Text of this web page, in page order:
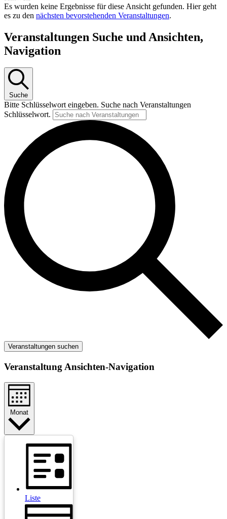
Es wurden keine Ergebnisse für diese Ansicht gefunden. Hier geht
es zu den nächsten bevorstehenden Veranstaltungen.
Veranstaltungen Suche und Ansichten,
Navigation
Suche
Bitte Schlüsselwort eingeben. Suche nach Veranstaltungen
Schlüsselwort.
Veranstaltungen suchen
Veranstaltung Ansichten-Navigation
Monat
Liste